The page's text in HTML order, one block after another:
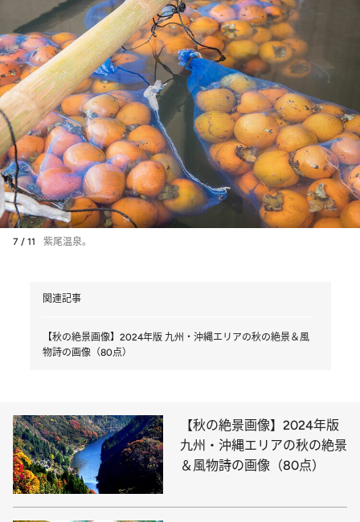
7 / 11 紫尾温泉。
関連記事
【秋の絶景画像】2024年版 九州・沖縄エリアの秋の絶景＆風
物詩の画像（80点）
【秋の絶景画像】2024年版
九州・沖縄エリアの秋の絶景
＆風物詩の画像（80点）